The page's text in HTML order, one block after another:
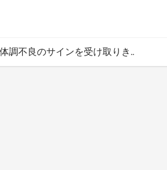
体調不良のサインを受け取りき..